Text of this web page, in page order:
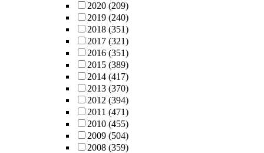
2020 (209)
2019 (240)
2018 (351)
2017 (321)
2016 (351)
2015 (389)
2014 (417)
2013 (370)
2012 (394)
2011 (471)
2010 (455)
2009 (504)
2008 (359)